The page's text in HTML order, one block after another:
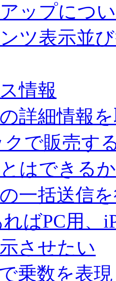
ップにつ
ツ表示並
情報
詳細情報
クで販売す
はできるか
一括送信
ばPC用、
させたい
乗数を表